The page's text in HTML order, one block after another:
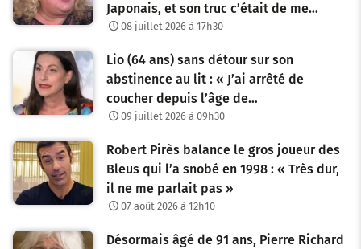
Japonais, et son truc c’était de me…
08 juillet 2026 à 17h30
Lio (64 ans) sans détour sur son
abstinence au lit : « J’ai arrêté de
coucher depuis l’âge de…
09 juillet 2026 à 09h30
Robert Pirès balance le gros joueur des
Bleus qui l’a snobé en 1998 : « Très dur,
il ne me parlait pas »
07 août 2026 à 12h10
Désormais âgé de 91 ans, Pierre Richard